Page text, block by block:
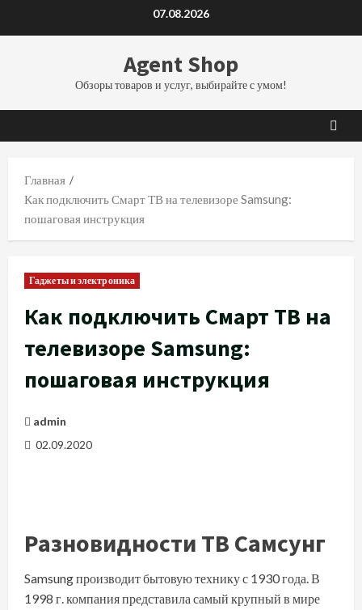
07.08.2026
Agent Shop
Обзоры товаров и услуг, выбирайте с умом!
Главная
Как подключить Смарт ТВ на телевизоре Samsung:
пошаговая инструкция
Гаджеты и электроника
Как подключить Смарт ТВ на
телевизоре Samsung:
пошаговая инструкция
admin
02.09.2020
Разновидности ТВ Самсунг
Samsung производит бытовую технику с 1930 года. В
1998 г. компания представила самый крупный в мире